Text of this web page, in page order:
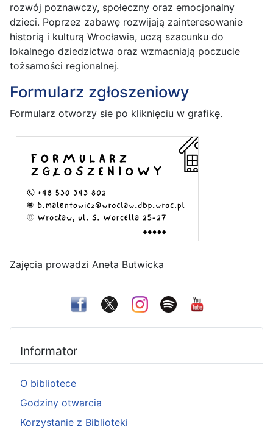
Informator
O bibliotece
Godziny otwarcia
Korzystanie z Biblioteki
rozwój poznawczy, społeczny oraz emocjonalny
dzieci. Poprzez zabawę rozwijają zainteresowanie
historią i kulturą Wrocławia, uczą szacunku do
lokalnego dziedzictwa oraz wzmacniają poczucie
tożsamości regionalnej.
Formularz zgłoszeniowy
Formularz otworzy sie po kliknięciu w grafikę.
Zajęcia prowadzi Aneta Butwicka